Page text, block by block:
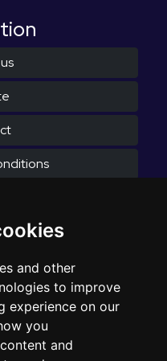
and other
to improve
experience on our
you
and